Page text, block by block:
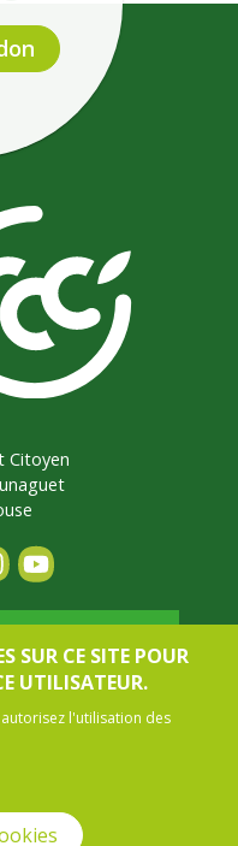
Citoyen
Adhérer
SUR CE SITE POUR
UTILISATEUR.
l'utilisation des